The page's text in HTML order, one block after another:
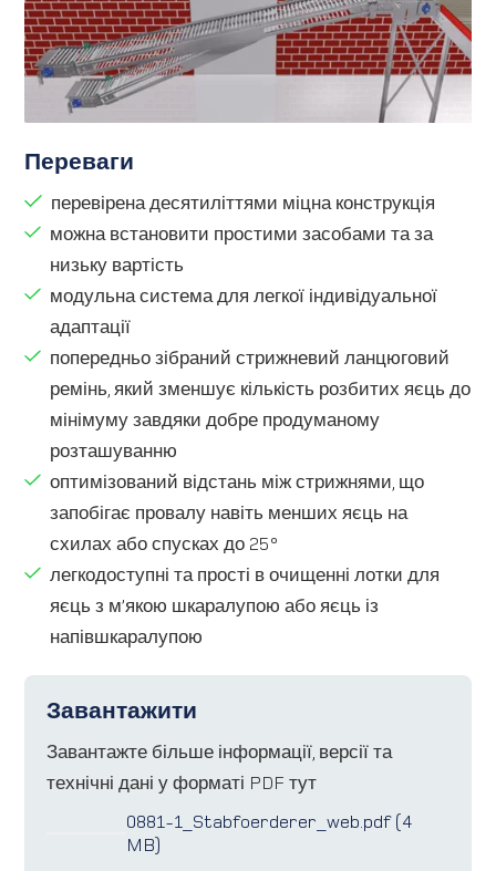
Переваги
перевірена десятиліттями міцна конструкція
можна встановити простими засобами та за
низьку вартість
модульна система для легкої індивідуальної
адаптації
попередньо зібраний стрижневий ланцюговий
ремінь, який зменшує кількість розбитих яєць до
мінімуму завдяки добре продуманому
розташуванню
оптимізований відстань між стрижнями, що
запобігає провалу навіть менших яєць на
схилах або спусках до 25°
легкодоступні та прості в очищенні лотки для
яєць з м’якою шкаралупою або яєць із
напівшкаралупою
Завантажити
Завантажте більше інформації, версії та
технічні дані у форматі PDF тут
0881-1_Stabfoerderer_web.pdf (4
MB)